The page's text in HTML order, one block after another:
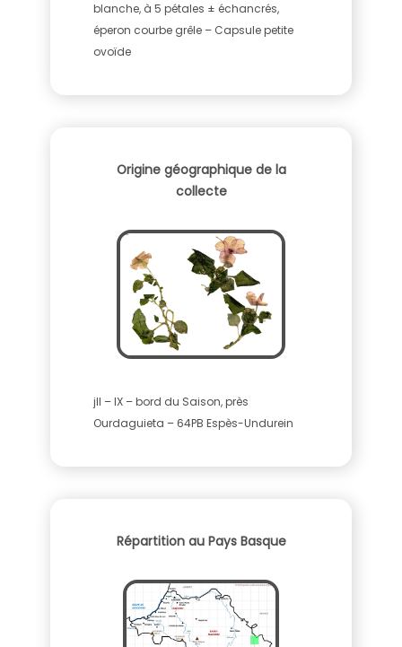
blanche, à 5 pétales ± échancrés,
éperon courbe grêle – Capsule petite
ovoïde
Origine géographique de la
collecte
jll – IX – bord du Saison, près
Ourdaguieta – 64PB Espès-Undurein
Répartition au Pays Basque